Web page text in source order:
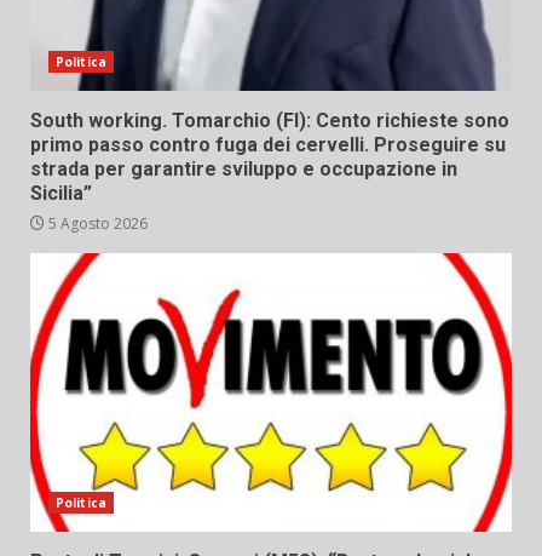
Politica
South working. Tomarchio (FI): Cento richieste sono
primo passo contro fuga dei cervelli. Proseguire su
strada per garantire sviluppo e occupazione in
Sicilia”
5 Agosto 2026
Politica